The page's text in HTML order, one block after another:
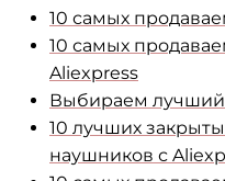
10 самых
10 самых
Aliexpress
Выбираем
10 лучших
наушников с